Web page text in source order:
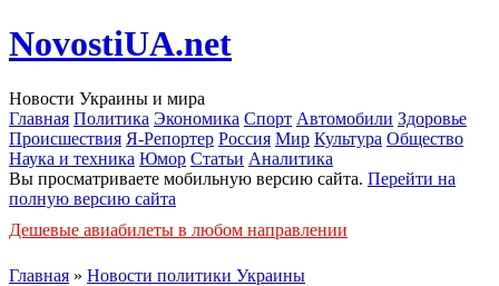
NovostiUA.net
Новости Украины и мира
Главная Политика Экономика Спорт Автомобили Здоровье
Происшествия Я-Репортер Россия Мир Культура Общество
Наука и техника Юмор Статьи Аналитика
Вы просматриваете мобильную версию сайта. Перейти на
полную версию сайта
Дешевые авиабилеты в любом направлении
Главная » Новости политики Украины